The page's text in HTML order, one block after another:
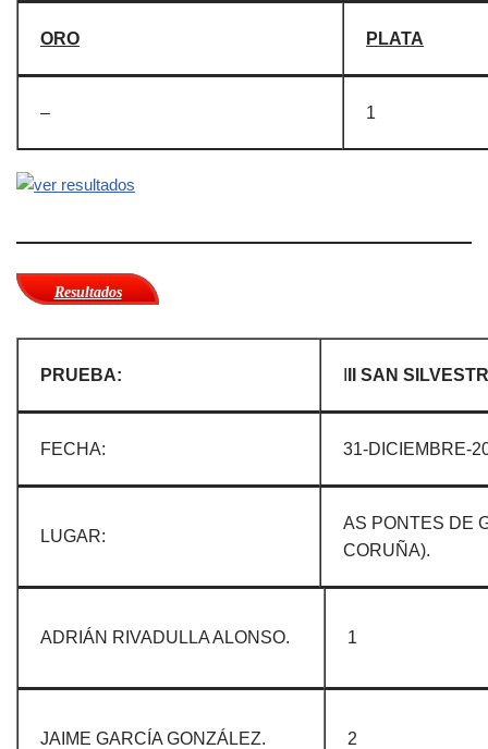
ORO PLATA
– 1
Resultados
PRUEBA: II SAN
FECHA: 31-DICIEMBRE-
LUGAR:
AS PONTES DE
CORUÑA).
ADRIÁN RIVADULLA ALONSO. 1
JAIME GARCÍA GONZÁLEZ. 2